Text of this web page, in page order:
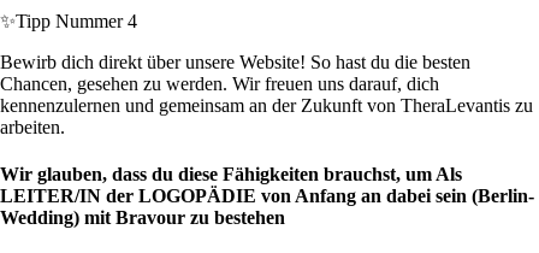
✨Tipp Nummer 4
Bewirb dich direkt über unsere Website! So hast du die besten
Chancen, gesehen zu werden. Wir freuen uns darauf, dich
kennenzulernen und gemeinsam an der Zukunft von TheraLevantis zu
arbeiten.
Wir glauben, dass du diese Fähigkeiten brauchst, um Als
LEITER/IN der LOGOPÄDIE von Anfang an dabei sein (Berlin-
Wedding) mit Bravour zu bestehen